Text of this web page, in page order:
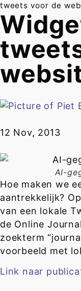
tweets voor de
12 Nov, 2013
AI-
Hoe maken we
aantrekkelijk?
van een lokale
de Online
zoekterm
voorbeeld met
Link naar